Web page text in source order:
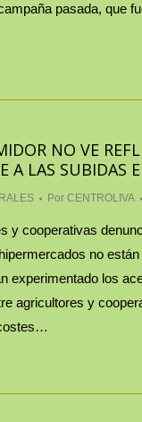
pasada, que
NO VE
A LAS SUBIDAS
Por CENTROLIVA
y cooperativas
no
experimentado los
agricultores y